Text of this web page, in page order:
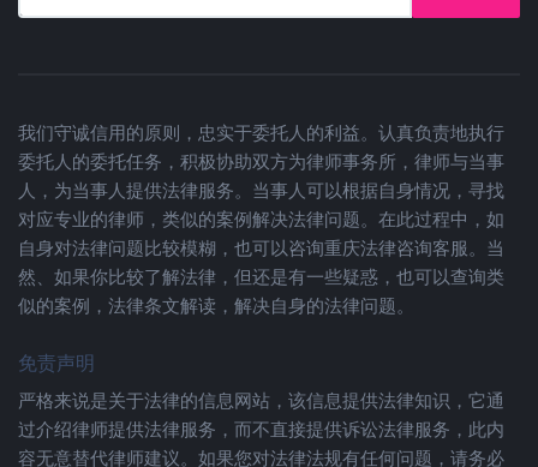
我们守诚信用的原则，忠实于委托人的利益。认真负责地执行
委托人的委托任务，积极协助双方为律师事务所，律师与当事
人，为当事人提供法律服务。当事人可以根据自身情况，寻找
对应专业的律师，类似的案例解决法律问题。在此过程中，如
自身对法律问题比较模糊，也可以咨询重庆法律咨询客服。当
然、如果你比较了解法律，但还是有一些疑惑，也可以查询类
似的案例，法律条文解读，解决自身的法律问题。
免责声明
严格来说是关于法律的信息网站，该信息提供法律知识，它通
过介绍律师提供法律服务，而不直接提供诉讼法律服务，此内
容无意替代律师建议。如果您对法律法规有任何问题，请务必